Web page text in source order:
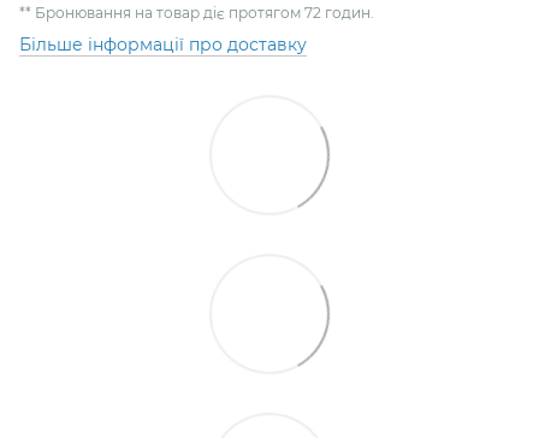
** Бронювання на товар діє протягом 72 годин.
Більше інформації про доставку